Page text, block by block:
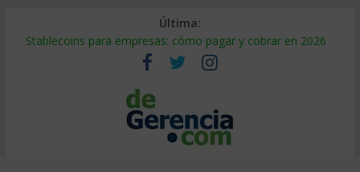
Última:
Stablecoins para empresas: cómo pagar y cobrar en 2026
Despido silencioso: qué es y por qué sale tan caro
IA en selección de personal: cómo auditarla a tiempo
Trabajo forzoso en la cadena de suministro: qué hacer
Mercado hispano de EE. UU.: cómo segmentarlo y venderle